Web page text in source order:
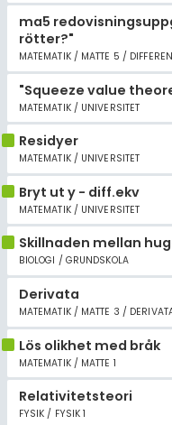
ma5
rötter?"
MATEMATIK / MATTE 5 /
"Squeeze value
MATEMATIK / UNIVERSITET
Residyer
MATEMATIK / UNIVERSITET
Bryt ut y - diff.ekv
MATEMATIK / UNIVERSITET
Skillnaden mellan
BIOLOGI / GRUNDSKOLA
Derivata
MATEMATIK / MATTE 3 /
Lös olikhet med bråk
MATEMATIK / MATTE 1
Relativitetsteori
FYSIK / FYSIK 1